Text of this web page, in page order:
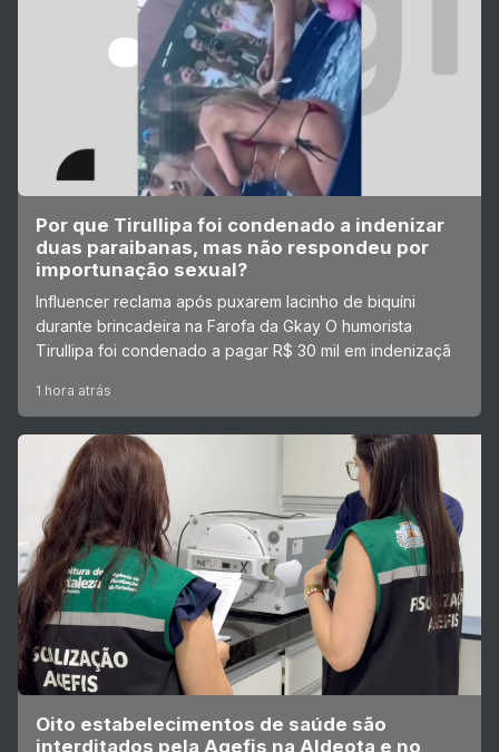
Por que Tirullipa foi condenado a indenizar
duas paraibanas, mas não respondeu por
importunação sexual?
Influencer reclama após puxarem lacinho de biquíni
durante brincadeira na Farofa da Gkay O humorista
Tirullipa foi condenado a pagar R$ 30 mil em indenizaçã
1 hora atrás
Oito estabelecimentos de saúde são
interditados pela Agefis na Aldeota e no